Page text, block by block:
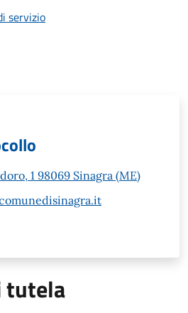
servizio
1 98069 Sinagra (ME)
tutela